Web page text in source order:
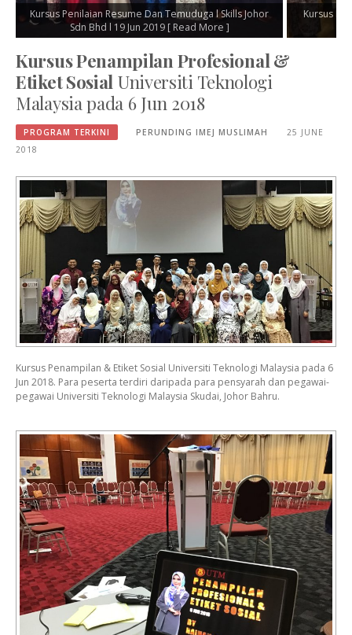
Dan Temuduga l Skills Johor
2019 [ Read More ]
Kursus Personal Image Branding |
Kursus Penampilan Profesional &
Etiket Sosial Universiti Teknologi
Malaysia pada 6 Jun 2018
PROGRAM TERKINI PERUNDING IMEJ MUSLIMAH
25 JUNE
2018
Kursus Penampilan & Etiket Sosial Universiti Teknologi Malaysia pada 6
Jun 2018. Para peserta terdiri daripada para pensyarah dan pegawai-
pegawai Universiti Teknologi Malaysia Skudai, Johor Bahru.